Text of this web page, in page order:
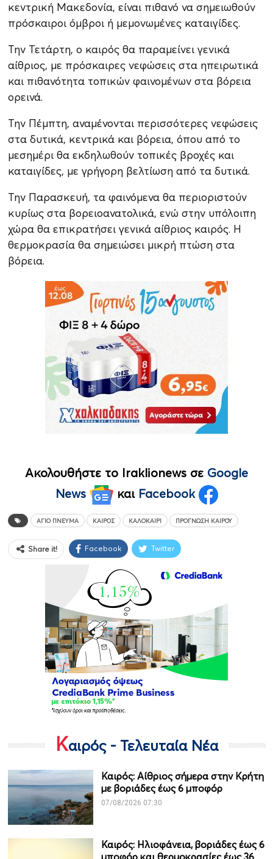
κεντρική Μακεδονία, είναι πιθανό να σημειωθούν
πρόσκαιροι όμβροι ή μεμονωμένες καταιγίδες.
Την Τετάρτη, ο καιρός θα παραμείνει γενικά
αίθριος, με πρόσκαιρες νεφώσεις στα ηπειρωτικά
και πιθανότητα τοπικών φαινομένων στα βόρεια
ορεινά.
Την Πέμπτη, αναμένονται περισσότερες νεφώσεις
στα δυτικά, κεντρικά και βόρεια, όπου από το
μεσημέρι θα εκδηλωθούν τοπικές βροχές και
καταιγίδες, με γρήγορη βελτίωση από τα δυτικά.
Την Παρασκευή, τα φαινόμενα θα περιοριστούν
κυρίως στα βορειοανατολικά, ενώ στην υπόλοιπη
χώρα θα επικρατήσει γενικά αίθριος καιρός. Η
θερμοκρασία θα σημειώσει μικρή πτώση στα
βόρεια.
Ακολουθήστε το Iraklionews σε Google
News
και Facebook
ΆΓΙΟ ΠΝΕΎΜΑ ΚΑΙΡΌΣ ΚΑΛΟΚΑΊΡΙ ΠΡΌΓΝΩΣΗ ΚΑΙΡΟΎ
Share it! Facebook Twitter
Καιρός - Τελευταία Νέα
Καιρός: Αίθριος σήμερα στην Κρήτη
με βοριάδες έως 6 μποφόρ
07/08/2026 07:30
Καιρός: Ηλιοφάνεια, βοριάδες έως 6